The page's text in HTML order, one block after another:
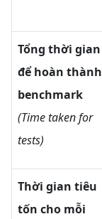
Tổng thời gian
để hoàn thành
benchmark
(Time taken for
tests)
Thời gian tiêu
tốn cho mỗi